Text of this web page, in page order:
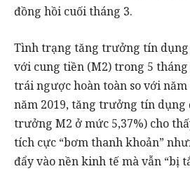
đồng hồi cuối tháng 3.
Tình trạng tăng trưởng tín dụng
với cung tiền (M2) trong 5
trái ngược hoàn toàn so với
năm 2019, tăng trưởng tín dụng
trưởng M2 ở mức 5,37%) cho
tích cực “bơm thanh khoản”
đẩy vào nền kinh tế mà vẫn “bị